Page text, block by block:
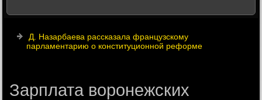
Д. Назарбаева рассказала французскому
парламентарию о конституционной реформе
Зарплата воронежских